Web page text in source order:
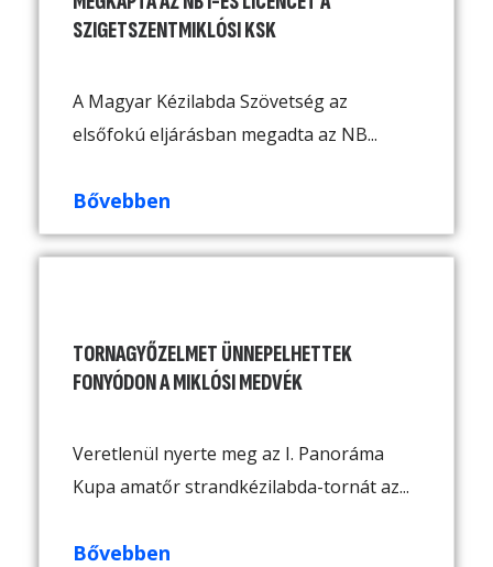
SZIGETSZENTMIKLÓSI KSK
A Magyar Kézilabda Szövetség az
elsőfokú eljárásban megadta az NB...
Bővebben
TORNAGYŐZELMET ÜNNEPELHETTEK
FONYÓDON A MIKLÓSI MEDVÉK
Veretlenül nyerte meg az I. Panoráma
Kupa amatőr strandkézilabda-tornát az...
Bővebben